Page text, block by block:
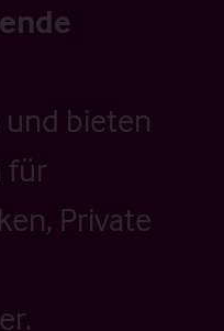
bieten
für
Private